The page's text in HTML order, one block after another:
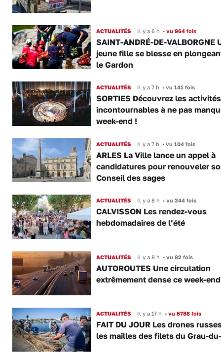
ACTUALITÉS Il y a 6 h •vu 964 fois
SAINT-ANDRÉ-DE-VALBORGNE
jeune fille se blesse en
le Gardon
ACTUALITÉS Il y a 7 h •vu 141 fois
SORTIES Découvrez les activités
incontournables à ne pas
week-end !
ACTUALITÉS Il y a 7 h •vu 104 fois
ARLES La Ville lance un appel à
candidatures pour renouveler
Conseil des sages
ACTUALITÉS Il y a 8 h •vu 244 fois
CALVISSON Les rendez-vous
hebdomadaires de l’été
ACTUALITÉS Il y a 8 h •vu 82 fois
AUTOROUTES Une circulation
extrêmement dense ce week-end
ACTUALITÉS Il y a 17 h •vu 6788 fois
FAIT DU JOUR Les drones
les mailles des filets du Grau-